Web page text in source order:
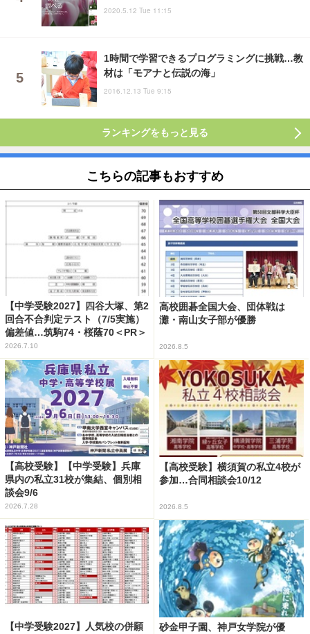
2020.5.12 Tue 11:15
1時間で学習できるプログラミングに挑戦…教
材は「モアナと伝説の海」
2016.12.13 Tue 9:15
ランキングをもっと見る
こちらの記事もおすすめ
【中学受験2027】四谷大塚、第2
回合不合判定テスト（7/5実施）
偏差値…筑駒74・桜蔭70＜PR＞
2026.7.10
高校囲碁全国大会、団体戦は
灘・南山女子部が優勝
2026.8.5
【高校受験】【中学受験】兵庫
県内の私立31校が集結、個別相
談会9/6
2026.7.28
【高校受験】横須賀の私立4校が
参加…合同相談会10/12
2026.8.5
【中学受験2027】人気校の併願
砂金甲子園、神戸女学院が優